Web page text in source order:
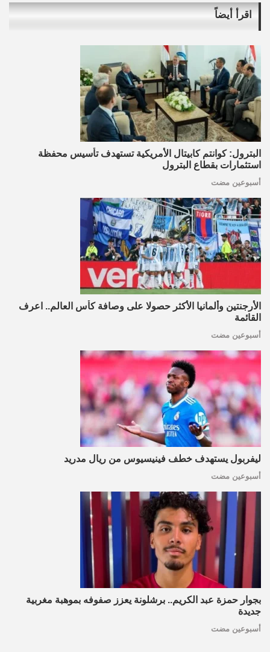
اقرأ أيضاً
البترول: كوانتم كابيتال الأمريكية تستهدف تأسيس محفظة
استثمارات بقطاع البترول
أسبوعين مضت
الأرجنتين وألمانيا الأكثر حصولا على وصافة كأس العالم.. اعرف
القائمة
أسبوعين مضت
ليفربول يستهدف خطف فينيسيوس من ريال مدريد
أسبوعين مضت
بجوار حمزة عبد الكريم.. برشلونة يعزز صفوفه بموهبة مغربية
جديدة
أسبوعين مضت